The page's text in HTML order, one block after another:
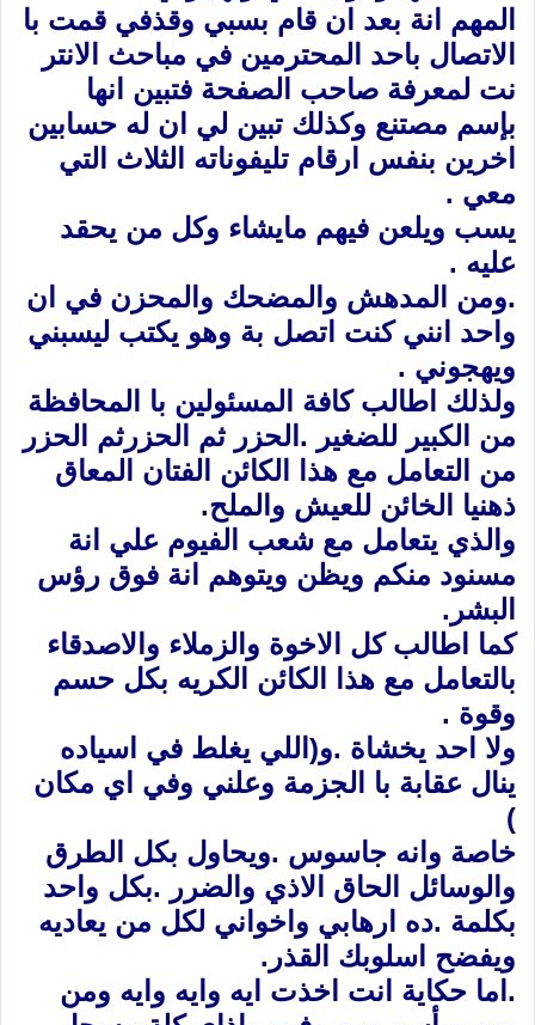
المهم انة بعد ان قام بسبي وقذفي قمت با
الاتصال باحد المحترمين في مباحث الانتر
نت لمعرفة صاحب الصفحة فتبين انها
بإسم مصتنع وكذلك تبين لي ان له حسابين
اخرين بنفس ارقام تليفوناته الثلاث التي
معي .
يسب ويلعن فيهم مايشاء وكل من يحقد
عليه .
.ومن المدهش والمضحك والمحزن في ان
واحد انني كنت اتصل بة وهو يكتب ليسبني
ويهجوني .
ولذلك اطالب كافة المسئولين با المحافظة
من الكبير للضغير .الحزر ثم الحزرثم الحزر
من التعامل مع هذا الكائن الفتان المعاق
ذهنيا الخائن للعيش والملح.
والذي يتعامل مع شعب الفيوم علي انة
مسنود منكم ويظن ويتوهم انة فوق رؤس
البشر.
كما اطالب كل الاخوة والزملاء والاصدقاء
بالتعامل مع هذا الكائن الكريه بكل حسم
وقوة .
ولا احد يخشاة .و(اللي يغلط في اسياده
ينال عقابة با الجزمة وعلني وفي اي مكان
)
خاصة وانه جاسوس .ويحاول بكل الطرق
والوسائل الحاق الاذي والضرر .بكل واحد
بكلمة .ده ارهابي واخواني لكل من يعاديه
ويفضح اسلوبك القذر.
.اما حكاية انت اخذت ايه وايه وايه ومن